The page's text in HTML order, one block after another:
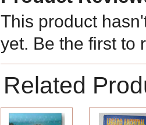
This product
yet. Be the first to
Related